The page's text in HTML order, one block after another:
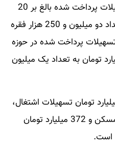
صندوق تا سال گذشته کل تسهیلات پرداخت شده بالغ بر 20
هزار و 700 میلیارد تومان به تعداد دو میلیون و 250 هزار فقره
پرداخت شده در حوزه
با 13 هزار و 338 میلیارد تومان به تعداد یک میلیون
در این مدت 4590 میلیارد تومان تسهیلات اشتغال،
2400 میلیارد تومان تسهیلات مسکن و 372 میلیارد تومان
است.